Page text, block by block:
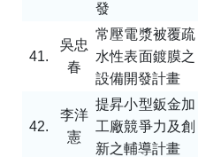
發
41.
吳忠
春
常壓電漿被覆疏
水性表面鍍膜之
設備開發計畫
42.
李洋
憲
提昇小型鈑金加
工廠競爭力及創
新之輔導計畫